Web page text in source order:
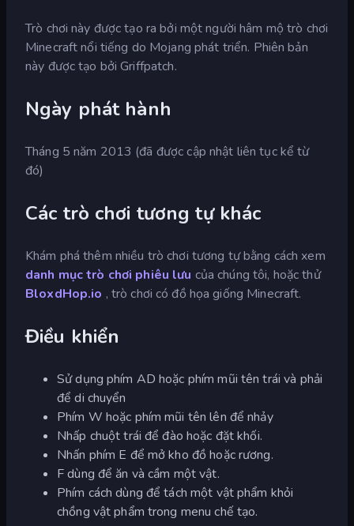
Trò chơi này được tạo ra bởi một người hâm mộ trò chơi
Minecraft nổi tiếng do Mojang phát triển. Phiên bản
này được tạo bởi Griffpatch.
Ngày phát hành
Tháng 5 năm 2013 (đã được cập nhật liên tục kể từ
đó)
Các trò chơi tương tự khác
Khám phá thêm nhiều trò chơi tương tự bằng cách xem
danh mục trò chơi phiêu lưu của chúng tôi, hoặc thử
BloxdHop.io , trò chơi có đồ họa giống Minecraft.
Điều khiển
Sử dụng phím AD hoặc phím mũi tên trái và phải
để di chuyển
Phím W hoặc phím mũi tên lên để nhảy
Nhấp chuột trái để đào hoặc đặt khối.
Nhấn phím E để mở kho đồ hoặc rương.
F dùng để ăn và cầm một vật.
Phím cách dùng để tách một vật phẩm khỏi
chồng vật phẩm trong menu chế tạo.